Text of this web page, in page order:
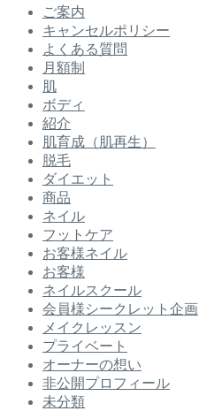
ご案内
キャンセルポリシー
よくある質問
月額制
肌
ボディ
紹介
肌育成（肌再生）
脱毛
ダイエット
商品
ネイル
フットケア
お客様ネイル
お客様
ネイルスクール
会員様シークレット企画
メイクレッスン
プライベート
オーナーの想い
非公開プロフィール
未分類